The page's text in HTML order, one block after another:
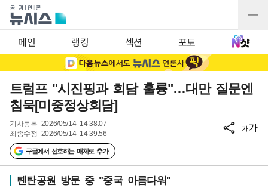
메인 랭킹 섹션 포토
트럼프 "시진핑과 회담 훌륭"…대만 질문엔
침묵[미중정상회담]
기사등록 2026/05/14 14:38:07
최종수정 2026/05/14 14:39:56
구글에서 선호하는 매체로 추가
가가
톈탄공원 방문 중 "중국 아름다워"